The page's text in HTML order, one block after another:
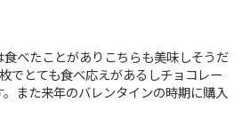
ィー
ト アップルパイクッキー
べたことがありこちらも美味しそうだ
でとても食べ応えがあるしチョコレー
また来年のバレンタインの時期に購入